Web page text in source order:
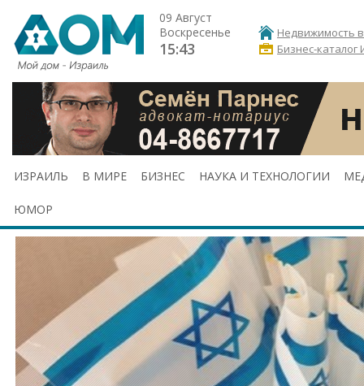
09 Август
Воскресенье
15:43
Недвижимость
Бизнес-каталог
ИЗРАИЛЬ В МИРЕ БИЗНЕС НАУКА И ТЕХНОЛОГИИ
ЮМОР